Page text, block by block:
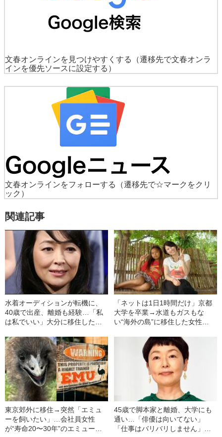
文春オンラインを見つけやすくする
（遷移先で文春オンラ
インを優先ソースに設定する）
文春オンラインをフォローする
（遷移先で☆マークをクリ
ック）
関連記事
水着オーディションが転機に、
40歳で出産、離婚も経験…「私
は私でいい」大分に移住した財
「ネットは1日1時間だけ」京都
大学を卒業→水道もガスもな
い“海外の島”に移住した女性
東京郊外に移住→突然「エミュ
ーを飼いたい」…会社員女性
が“寿命20〜30年”のエミューと
45歳で脚本家と離婚、大学にも
通い…「俳優は向いてない」
「仕事はバリバリしません」小